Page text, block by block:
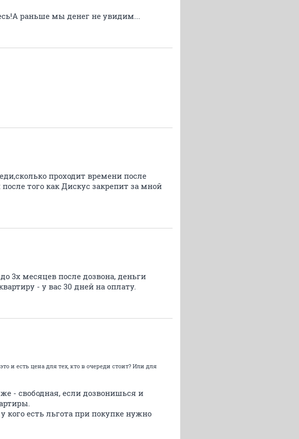
раньше мы денег не увидим...
проходит времени после
того как Дискус закрепит за мной
3х месяцев после дозвона, деньги
- у вас 30 дней на оплату.
и есть цена для тех, кто в очереди стоит? Или для
- свободная, если дозвонишься и
кого есть льгота при покупке нужно